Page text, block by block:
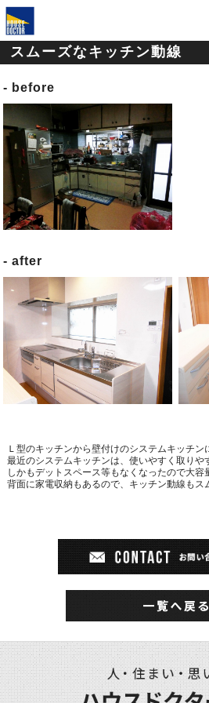
スムーズなキッチン動線
before
after
Ｌ型のキッチンから壁付けのシステムキッチン
最近のシステムキッチンは、使いやすく取りや
しかもデットスペース等もなくなったので大容
背面に家電収納もあるので、キッチン動線もス